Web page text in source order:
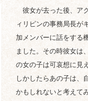
彼女が去った後、ア
ィリピンの事務局長が
加メンバーに話をする
ました。その時彼女は
の女の子は可哀想に見
しかしたらあの子は、
かもしれないと考えて